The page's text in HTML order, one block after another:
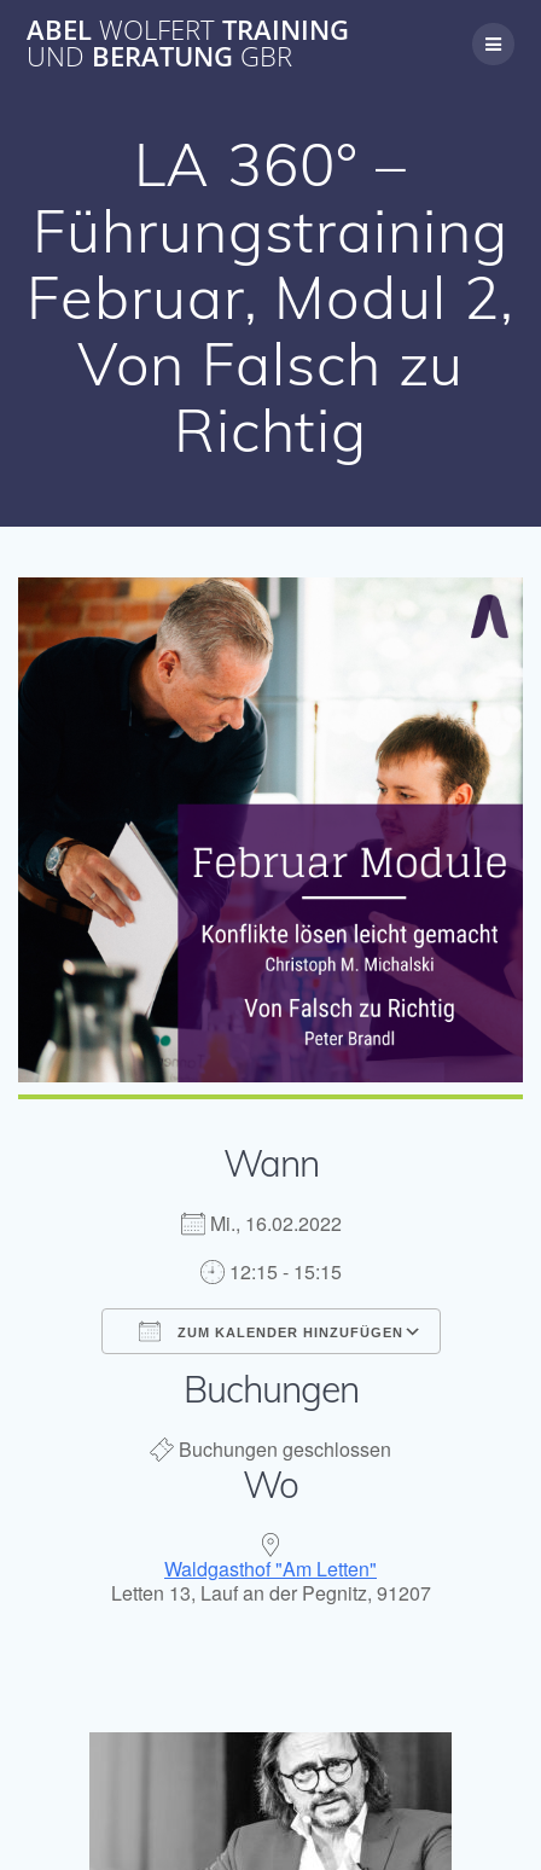
Inhalt
springen
ABELWOLFERTTRAINING
UND BERATUNG GBR
LA 360° –
Führungstraining
Februar, Modul 2,
Von Falsch zu
Richtig
Wann
Mi., 16.02.2022
12:15 - 15:15
ZUM KALENDER HINZUFÜGEN
ICS herunterladen
Buchungen
Buchungen geschlossen
Wo
Waldgasthof "Am Letten"
Letten 13, Lauf an der Pegnitz, 91207